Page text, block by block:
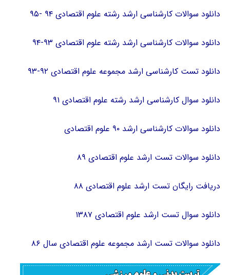
دانلود سوالات کارشناسی ارشد رشته علوم اقتصادی ۹۴ -۹۵
دانلود سوالات کارشناسی ارشد رشته علوم اقتصادی ۹۳-۹۴
دانلود تست کارشناسی ارشد مجموعه علوم اقتصادی ۹۲-۹۳
دانلود سوال کارشناسی ارشد رشته علوم اقتصادی ۹۱
دانلود سوالات کارشناسی ارشد ۹۰ علوم اقتصادی
دانلود سوالات تست ارشد علوم اقتصادی ۸۹
دریافت رایگان تست ارشد علوم اقتصادی ۸۸
دانلود سوال تست ارشد علوم اقتصادی ۱۳۸۷
دانلود سوالات تست ارشد مجموعه علوم اقتصادی سال ۸۶